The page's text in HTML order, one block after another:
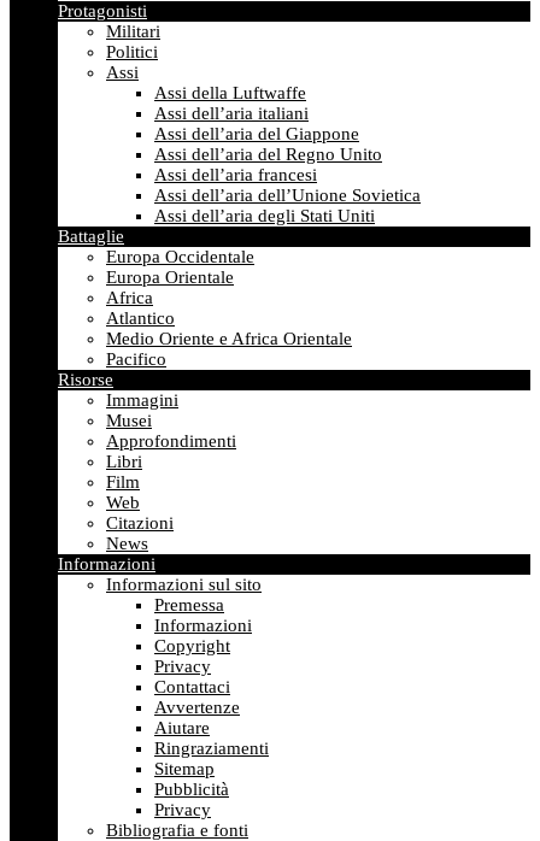
Protagonisti
Militari
Politici
Assi
Assi della Luftwaffe
Assi dell’aria italiani
Assi dell’aria del Giappone
Assi dell’aria del Regno Unito
Assi dell’aria francesi
Assi dell’aria dell’Unione Sovietica
Assi dell’aria degli Stati Uniti
Battaglie
Europa Occidentale
Europa Orientale
Africa
Atlantico
Medio Oriente e Africa Orientale
Pacifico
Risorse
Immagini
Musei
Approfondimenti
Libri
Film
Web
Citazioni
News
Informazioni
Informazioni sul sito
Premessa
Informazioni
Copyright
Privacy
Contattaci
Avvertenze
Aiutare
Ringraziamenti
Sitemap
Pubblicità
Privacy
Bibliografia e fonti